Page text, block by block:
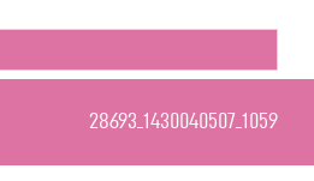
1059_1430040507_28693